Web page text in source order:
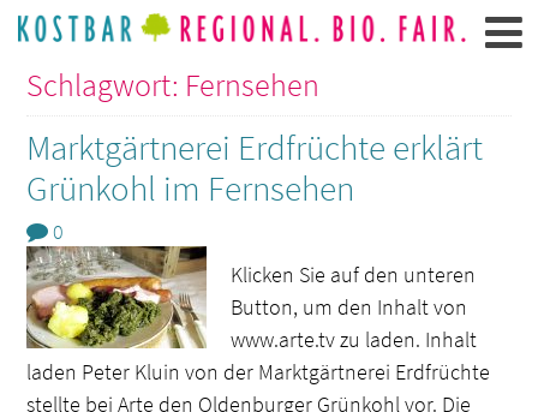
Schlagwort: Fernsehen
Marktgärtnerei Erdfrüchte erklärt
Grünkohl im Fernsehen
0
Klicken Sie auf den unteren
Button, um den Inhalt von
www.arte.tv zu laden. Inhalt
laden Peter Kluin von der Marktgärtnerei Erdfrüchte
stellte bei Arte den Oldenburger Grünkohl vor. Die